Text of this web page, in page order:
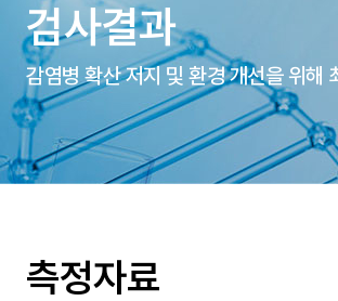
검사결과
감염병 확산 저지 및 환경 개선을 위해
측정자료